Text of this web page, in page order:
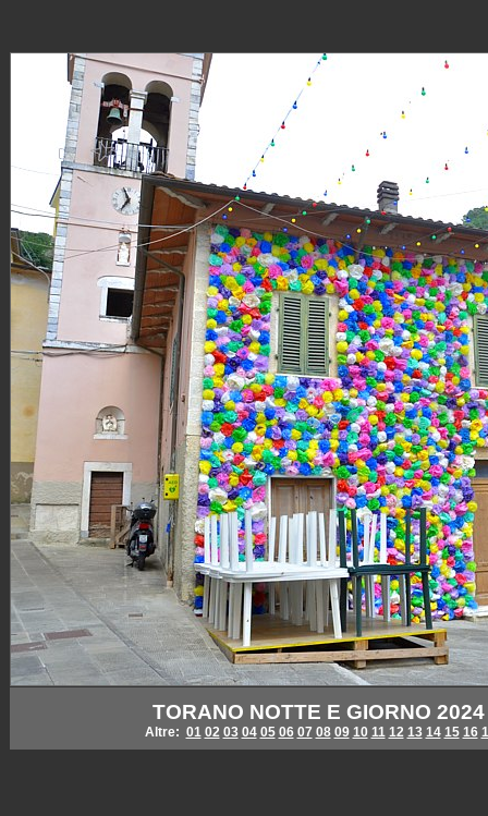
TORANO NOTTE E GIORNO
Altre: 01 02 03 04 05 06 07 08 09 10 11 12 13 14 15 16